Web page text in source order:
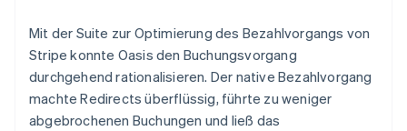
Mit der Suite zur Optimierung des Bezahlvorgangs von
Stripe konnte Oasis den Buchungsvorgang
durchgehend rationalisieren. Der native Bezahlvorgang
machte Redirects überflüssig, führte zu weniger
abgebrochenen Buchungen und ließ das